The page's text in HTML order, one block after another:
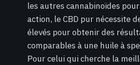
les autres cannabinoïdes
action, le CBD pur nécessite
élevés pour obtenir des
comparables à une huile à
Pour celui qui cherche la